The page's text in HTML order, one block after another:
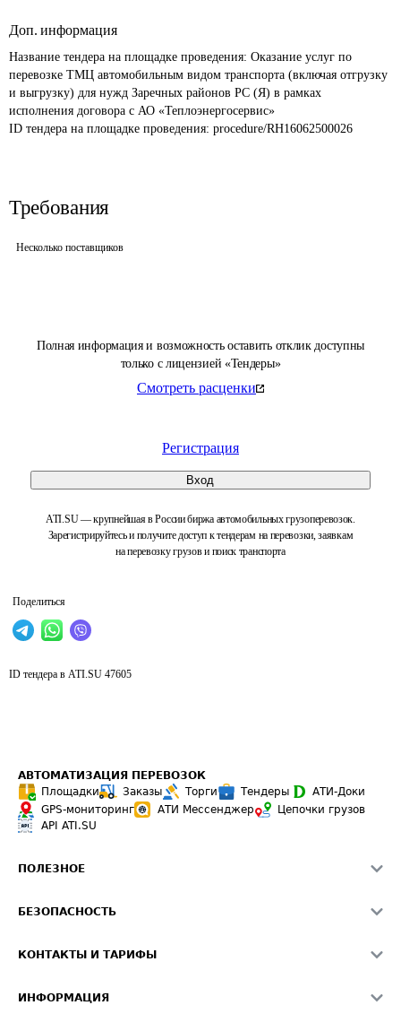
Полная информация и возможность оставить отклик доступны
только с лицензией «Тендеры»
Смотреть расценки
Регистрация
Вход
ATI.SU — крупнейшая в России биржа автомобильных грузоперевозок.
Зарегистрируйтесь и получите доступ к тендерам на перевозки, заявкам
на перевозку грузов и поиск транспорта
Поделиться
Доп. информация
Название тендера на площадке проведения: Оказание услуг по
перевозке ТМЦ автомобильным видом транспорта (включая отгрузку
и выгрузку) для нужд Заречных районов РС (Я) в рамках
ID тендера на площадке проведения: procedure/RH16062500026
Требования
Несколько поставщиков
ID тендера в ATI.SU 47605
АВТОМАТИЗАЦИЯ ПЕРЕВОЗОК
Площадки
Заказы Торги Тендеры
АТИ-Доки
GPS-мониторинг
АТИ Мессенджер
Цепочки грузов
API ATI.SU
ПОЛЕЗНОЕ
Звезды ATI.SU на вашем сайте
Средние ставки
БЕЗОПАСНОСТЬ
Светофор+
КОНТАКТЫ И ТАРИФЫ
ИНФОРМАЦИЯ